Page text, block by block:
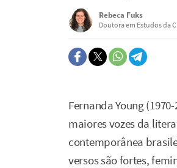
Rebeca Fuks
Doutora em Estudos da
Fernanda Young
maiores vozes da
contemporânea
versos são fortes,